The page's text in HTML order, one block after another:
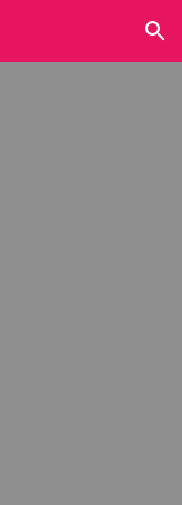
Skip to navigation